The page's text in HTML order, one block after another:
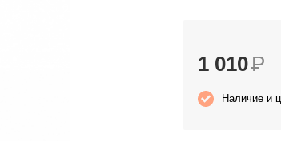
1 010Р
Наличие и